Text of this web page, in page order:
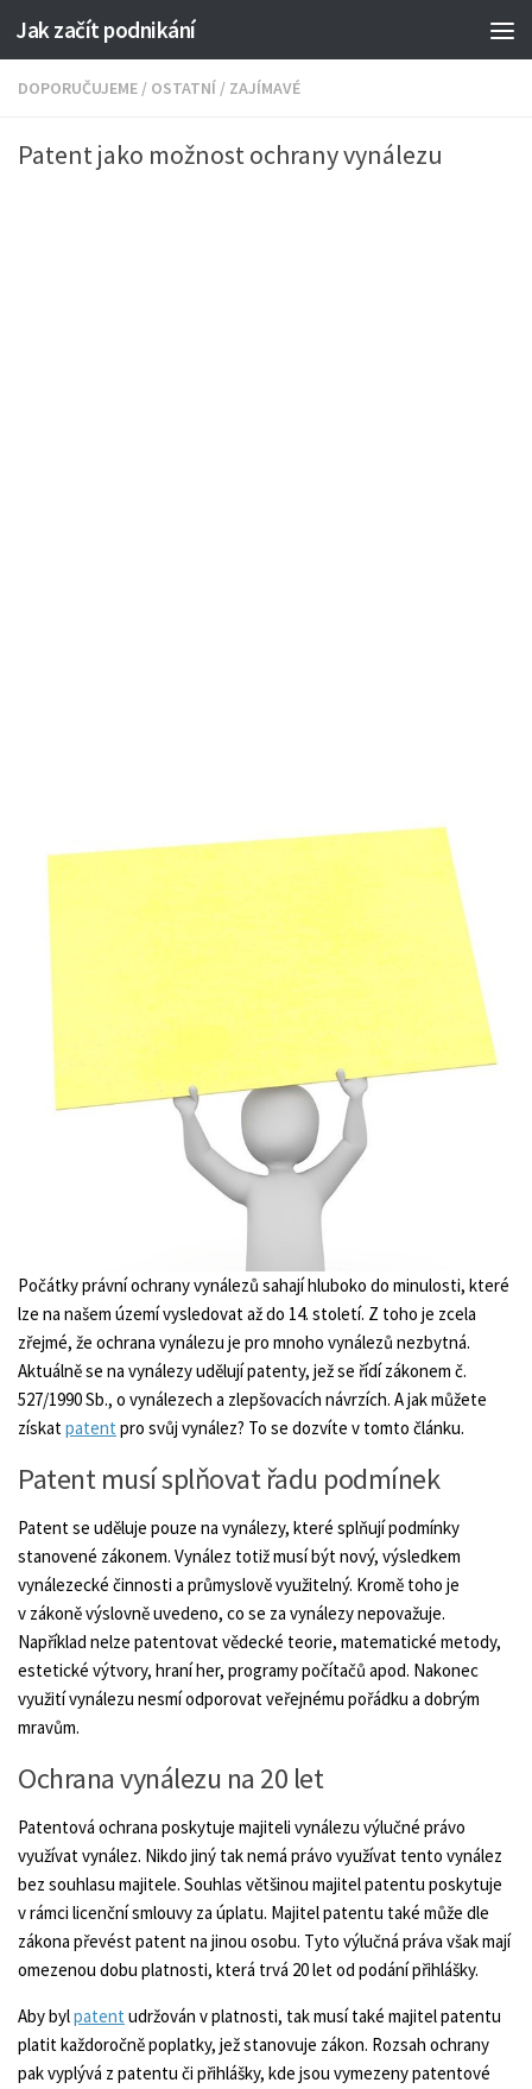
Jak začít podnikání
DOPORUČUJEME / OSTATNÍ / ZAJÍMAVÉ
Patent jako možnost ochrany vynálezu
Počátky právní ochrany vynálezů sahají hluboko do minulosti, které
lze na našem území vysledovat až do 14. století. Z toho je zcela
zřejmé, že ochrana vynálezu je pro mnoho vynálezů nezbytná.
Aktuálně se na vynálezy udělují patenty, jež se řídí zákonem č.
527/1990 Sb., o vynálezech a zlepšovacích návrzích. A jak můžete
získatpatent pro svůj vynález? To se dozvíte v tomto článku.
Patent musí splňovat řadu podmínek
Patent se uděluje pouze na vynálezy, které splňují podmínky
stanovené zákonem. Vynález totiž musí být nový, výsledkem
vynálezecké činnosti a průmyslově využitelný. Kromě toho je
v zákoně výslovně uvedeno, co se za vynálezy nepovažuje.
Například nelze patentovat vědecké teorie, matematické metody,
estetické výtvory, hraní her, programy počítačů apod. Nakonec
využití vynálezu nesmí odporovat veřejnému pořádku a dobrým
mravům.
Ochrana vynálezu na 20 let
Patentová ochrana poskytuje majiteli vynálezu výlučné právo
využívat vynález. Nikdo jiný tak nemá právo využívat tento vynález
bez souhlasu majitele. Souhlas většinou majitel patentu poskytuje
v rámci licenční smlouvy za úplatu. Majitel patentu také může dle
zákona převést patent na jinou osobu. Tyto výlučná práva však mají
omezenou dobu platnosti, která trvá 20 let od podání přihlášky.
Aby bylpatent udržován v platnosti, tak musí také majitel patentu
platit každoročně poplatky, jež stanovuje zákon. Rozsah ochrany
pak vyplývá z patentu či přihlášky, kde jsou vymezeny patentové